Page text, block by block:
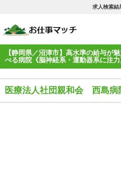
求人検索結
【静岡県／沼津市】高水準の給与が
べる病院《脳神経系・運動器系に注
医療法人社団親和会 西島病